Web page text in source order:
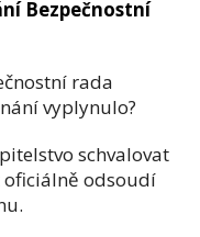
Bezpečnostní
rada
vyplynulo?
schvalovat
oficiálně odsoudí